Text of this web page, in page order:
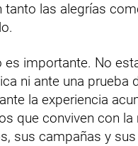
las alegrías
es importante. No
ni ante una prueba
la experiencia
que conviven con
sus campañas y